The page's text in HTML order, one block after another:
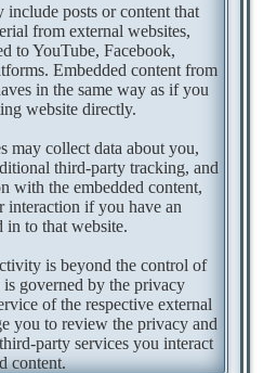
include posts or content that
from external websites,
to YouTube, Facebook,
Embedded content from
in the same way as if you
website directly.
may collect data about you,
third-party tracking, and
with the embedded content,
if you have an
in to that website.
is beyond the control of
is governed by the privacy
of the respective external
you to review the privacy and
party services you interact
content.